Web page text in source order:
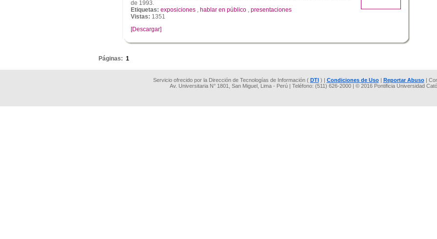
de 1993.
Etiquetas: exposiciones , hablar en público , presentaciones
Vistas: 1351
[Descargar]
Páginas: 1
Servicio ofrecido por la Dirección de Tecnologías de Información ( DTI) | Condiciones de Uso| Reportar Abuso|
Av. Universitaria N° 1801, San Miguel, Lima - Perú | Teléfono: (511) 626-2000 | © 2016 Pontificia Universidad